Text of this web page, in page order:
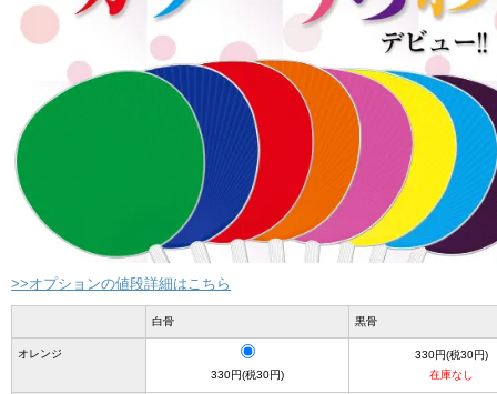
>>オプションの値段詳細はこちら
白骨 黒骨
オレンジ
330円(税30円)
330円(税30円)
在庫なし